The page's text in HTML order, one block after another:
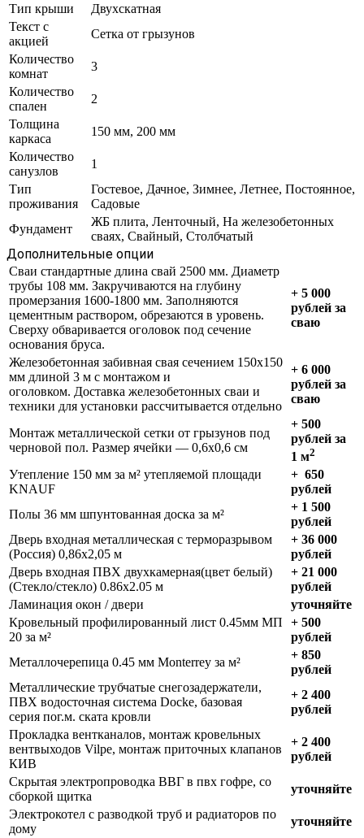
Тип крыши
Двухскатная
Текст с
акцией
Сетка от грызунов
Количество
комнат
3
Количество
спален
2
Толщина
каркаса
150 мм, 200 мм
Количество
санузлов
1
Тип
проживания
Гостевое, Дачное, Зимнее, Летнее, Постоянное,
Садовые
Фундамент
ЖБ плита, Ленточный, На железобетонных
сваях, Свайный, Столбчатый
Дополнительные опции
Сваи стандартные длина свай 2500 мм. Диаметр
трубы 108 мм. Закручиваются на глубину
промерзания 1600-1800 мм. Заполняются
цементным раствором, обрезаются в уровень.
Сверху обваривается оголовок под сечение
основания бруса.
+ 5 000
рублей за
сваю
Железобетонная забивная свая сечением 150х150
мм длиной 3 м с монтажом и
оголовком. Доставка железобетонных сваи и
техники для установки рассчитывается отдельно
+ 6 000
рублей за
сваю
Монтаж металлической сетки от грызунов под
черновой пол. Размер ячейки — 0,6х0,6 см
+ 500
рублей за
1 м2
Утепление 150 мм за м² утепляемой площади
KNAUF
+ 650
рублей
Полы 36 мм шпунтованная доска за м²
+ 1 500
рублей
Дверь входная металлическая с терморазрывом
(Россия) 0,86х2,05 м
+ 36 000
рублей
Дверь входная ПВХ двухкамерная(цвет белый)
(Стекло/стекло) 0.86х2.05 м
+ 21 000
рублей
Ламинация окон / двери
уточняйте
Кровельный профилированный лист 0.45мм МП
20 за м²
+ 500
рублей
Металлочерепица 0.45 мм Monterrey за м²
+ 850
рублей
Металлические трубчатые снегозадержатели,
ПВХ водосточная система Docke, базовая
серия пог.м. ската кровли
+ 2 400
рублей
Прокладка вентканалов, монтаж кровельных
вентвыходов Vilpe, монтаж приточных клапанов
КИВ
+ 2 400
рублей
Скрытая электропроводка ВВГ в пвх гофре, со
сборкой щитка
уточняйте
Электрокотел с разводкой труб и радиаторов по
дому
уточняйте